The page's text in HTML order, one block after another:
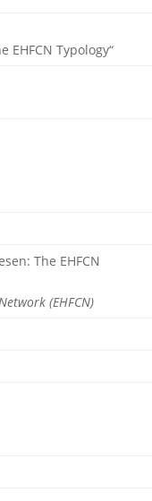
Typology“
The EHFCN
(EHFCN)